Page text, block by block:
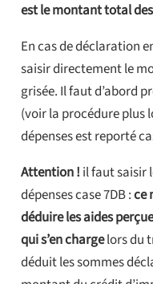
est le montant total des
En cas de déclaration
saisir directement le
grisée. Il faut d’abord
(voir la procédure plus
dépenses est reporté
Attention ! il faut saisir
dépenses case 7DB :ce
déduire les aides
qui s’en chargelors du
déduit les sommes